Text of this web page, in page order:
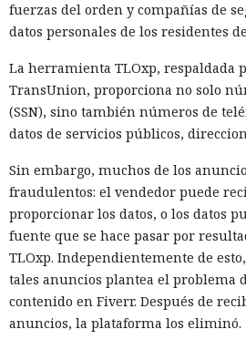
fuerzas del orden y compañías de
datos personales de los residentes
La herramienta TLOxp, respaldada
TransUnion, proporciona no solo
(SSN), sino también números de
datos de servicios públicos,
Sin embargo, muchos de los
fraudulentos: el vendedor puede
proporcionar los datos, o los datos
fuente que se hace pasar por
TLOxp. Independientemente de
tales anuncios plantea el problema
contenido en Fiverr. Después de
anuncios, la plataforma los eliminó.